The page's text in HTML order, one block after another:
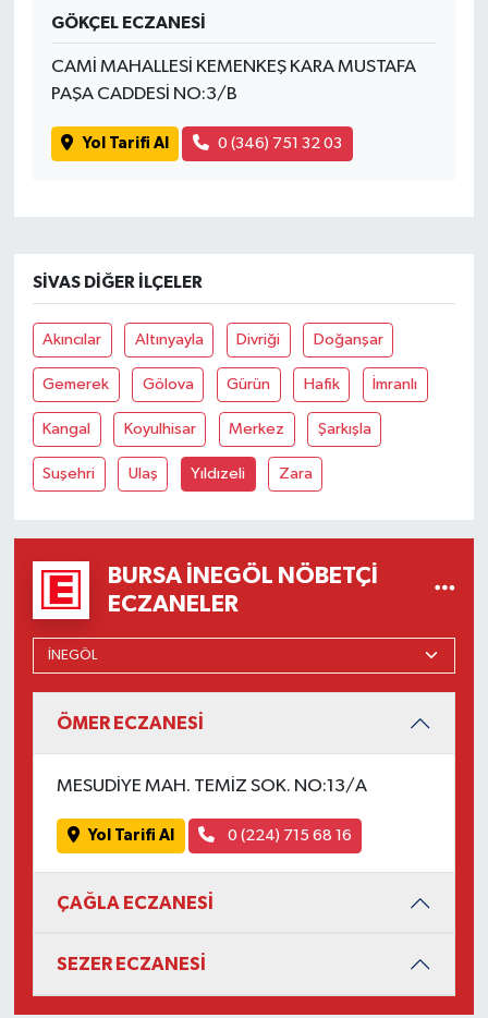
GÖKÇEL ECZANESİ
CAMİ MAHALLESİ KEMENKEŞ KARA MUSTAFA
PAŞA CADDESİ NO:3/B
Yol Tarifi Al 0 (346) 751 32 03
SIVAS DIĞER İLÇELER
Akıncılar Altınyayla Divriği Doğanşar
Gemerek Gölova Gürün Hafik İmranlı
Kangal Koyulhisar Merkez Şarkışla
Suşehri Ulaş Yıldızeli Zara
BURSA İNEGÖL NÖBETÇI
ECZANELER
ÖMER ECZANESİ
MESUDİYE MAH. TEMİZ SOK. NO:13/A
Yol Tarifi Al 0 (224) 715 68 16
ÇAĞLA ECZANESİ
SEZER ECZANESİ